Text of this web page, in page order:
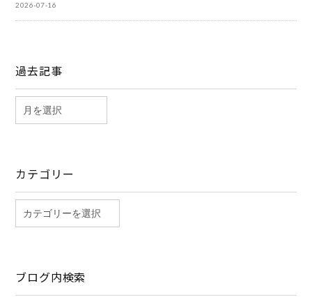
2026-07-16
過去記事
カテゴリー
ブログ内検索